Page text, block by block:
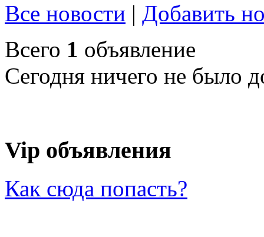
Все новости | Добавить
Всего 1 объявление
Сегодня ничего не было
Vip объявления
Как сюда попасть?